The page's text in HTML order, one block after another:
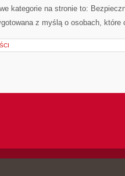
kategorie na stronie to:
z myślą o osobach,